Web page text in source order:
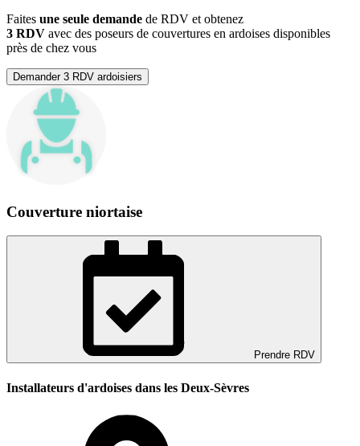
Faites une seule demande de RDV et obtenez
3 RDV avec des poseurs de couvertures en ardoises disponibles
près de chez vous
Demander 3 RDV ardoisiers
Couverture niortaise
Prendre RDV
Installateurs d'ardoises dans les Deux-Sèvres